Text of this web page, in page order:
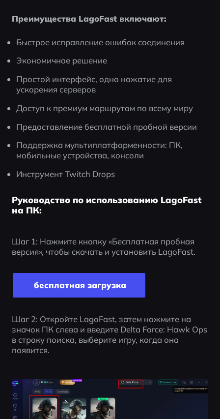
Преимущества LagoFast включают:
Быстрое исправление ошибок соединения
Экономичное решение
Простой интерфейс, одно нажатие для
ускорения серверов
Доступ к премиум маршрутам по всему миру
Предоставление бесплатной пробной версии
Поддержка мультиплатформенности: ПК,
мобильные устройства, консоли
Инструмент Twitch Drops
Руководство по использованию LagoFast
на ПК:
Шаг 1: Нажмите кнопку «Бесплатная пробная
версия», чтобы скачать и установить LagoFast.
бесплатная загрузка
Шаг 2: Откройте LagoFast, затем нажмите на
значок ПК слева и введите Delta Force: Hawk Ops
в строку поиска, выберите игру, когда она
появится.